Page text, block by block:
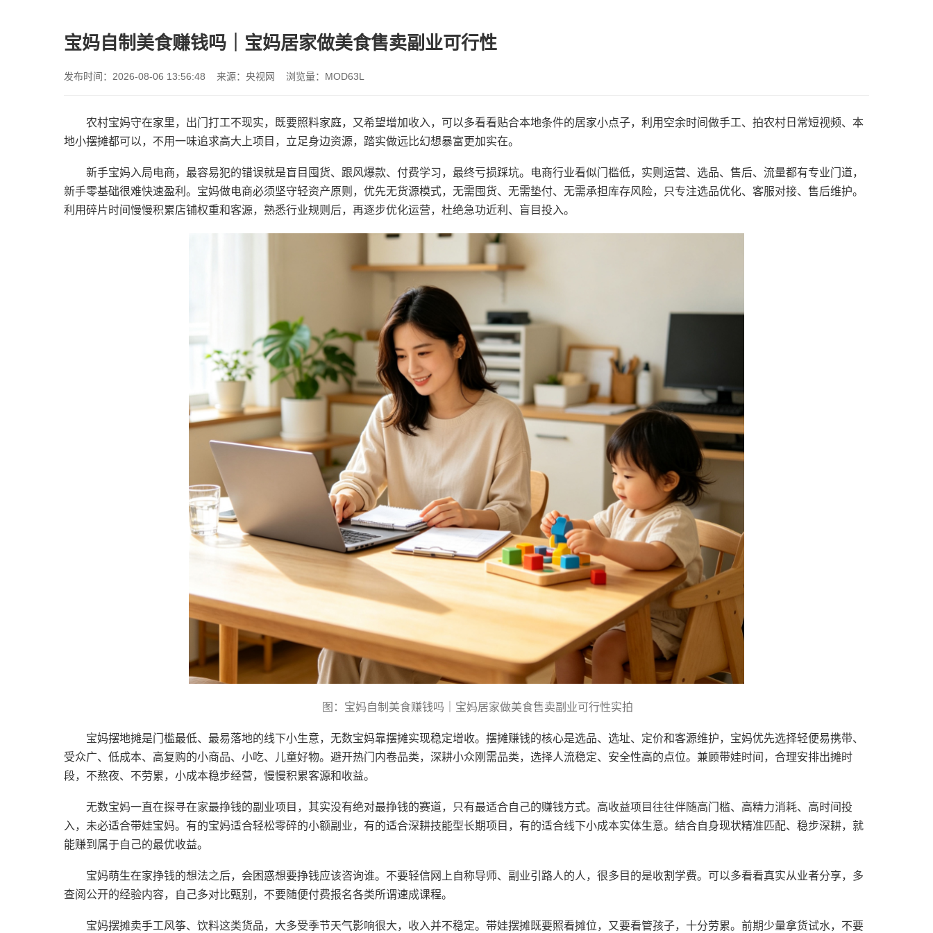
宝妈自制美食赚钱吗｜宝妈居家做美食售卖副业可行性
发布时间：2026-08-06 13:56:48 来源：央视网 浏览量：MOD63L
农村宝妈守在家里，出门打工不现实，既要照料家庭，又希望增加收入，可以多看看贴合本地条件的居家小点子，利用空余时间做手工、拍农村日常短视频、本
地小摆摊都可以，不用一味追求高大上项目，立足身边资源，踏实做远比幻想暴富更加实在。
新手宝妈入局电商，最容易犯的错误就是盲目囤货、跟风爆款、付费学习，最终亏损踩坑。电商行业看似门槛低，实则运营、选品、售后、流量都有专业门道，
新手零基础很难快速盈利。宝妈做电商必须坚守轻资产原则，优先无货源模式，无需囤货、无需垫付、无需承担库存风险，只专注选品优化、客服对接、售后维护。
利用碎片时间慢慢积累店铺权重和客源，熟悉行业规则后，再逐步优化运营，杜绝急功近利、盲目投入。
图：宝妈自制美食赚钱吗｜宝妈居家做美食售卖副业可行性实拍
宝妈摆地摊是门槛最低、最易落地的线下小生意，无数宝妈靠摆摊实现稳定增收。摆摊赚钱的核心是选品、选址、定价和客源维护，宝妈优先选择轻便易携带、
受众广、低成本、高复购的小商品、小吃、儿童好物。避开热门内卷品类，深耕小众刚需品类，选择人流稳定、安全性高的点位。兼顾带娃时间，合理安排出摊时
段，不熬夜、不劳累，小成本稳步经营，慢慢积累客源和收益。
无数宝妈一直在探寻在家最挣钱的副业项目，其实没有绝对最挣钱的赛道，只有最适合自己的赚钱方式。高收益项目往往伴随高门槛、高精力消耗、高时间投
入，未必适合带娃宝妈。有的宝妈适合轻松零碎的小额副业，有的适合深耕技能型长期项目，有的适合线下小成本实体生意。结合自身现状精准匹配、稳步深耕，就
能赚到属于自己的最优收益。
宝妈萌生在家挣钱的想法之后，会困惑想要挣钱应该咨询谁。不要轻信网上自称导师、副业引路人的人，很多目的是收割学费。可以多看看真实从业者分享，多
查阅公开的经验内容，自己多对比甄别，不要随便付费报名各类所谓速成课程。
宝妈摆摊卖手工风筝、饮料这类货品，大多受季节天气影响很大，收入并不稳定。带娃摆摊既要照看摊位，又要看管孩子，十分劳累。前期少量拿货试水，不要